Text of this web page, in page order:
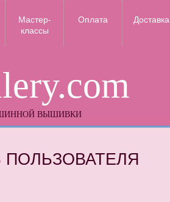
ВЫШИВКИ
Мастер-
классы
Оплата Доставка